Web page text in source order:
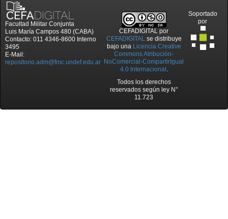
Facultad Militar Conjunta
Luis María Campos 480 (CABA)
Contacto: 011 4346-8600 Interno
3495
E-Mail:
repositorio.adm@fmc.undef.edu.ar
CEFADIGITAL por
CEFADIGITALse distribuye
bajo una Licencia Creative
Commons Atribución-
NoComercial-CompartirIgual
4.0 Internacional .
Todos los derechos
reservados según ley N°
11.723
Soportado
por